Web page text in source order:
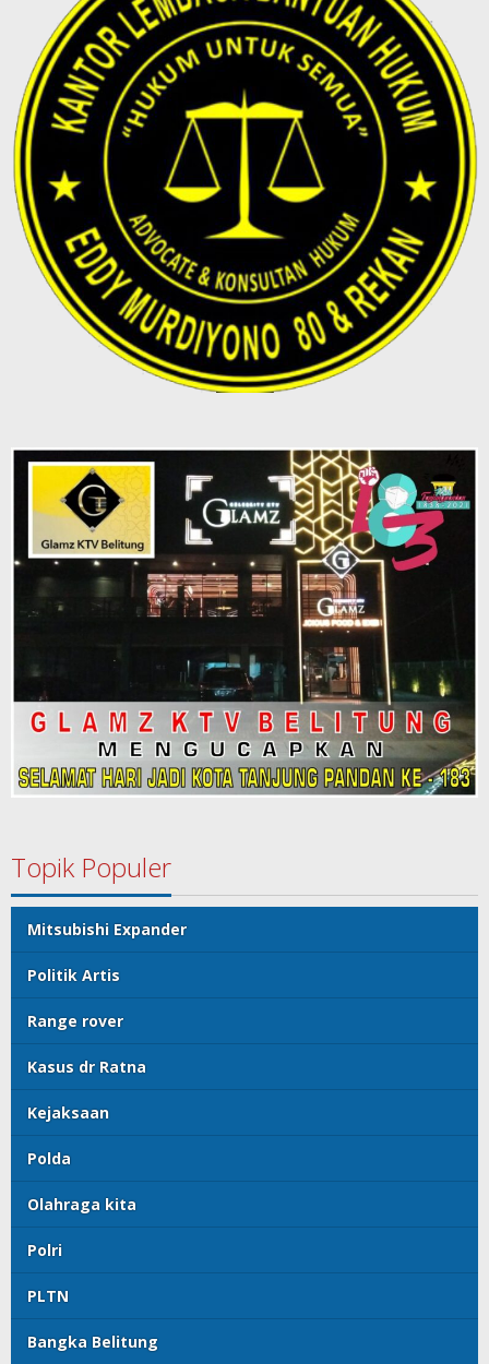
Topik Populer
Mitsubishi Expander
Politik Artis
Range rover
Kasus dr Ratna
Kejaksaan
Polda
Olahraga kita
Polri
PLTN
Bangka Belitung